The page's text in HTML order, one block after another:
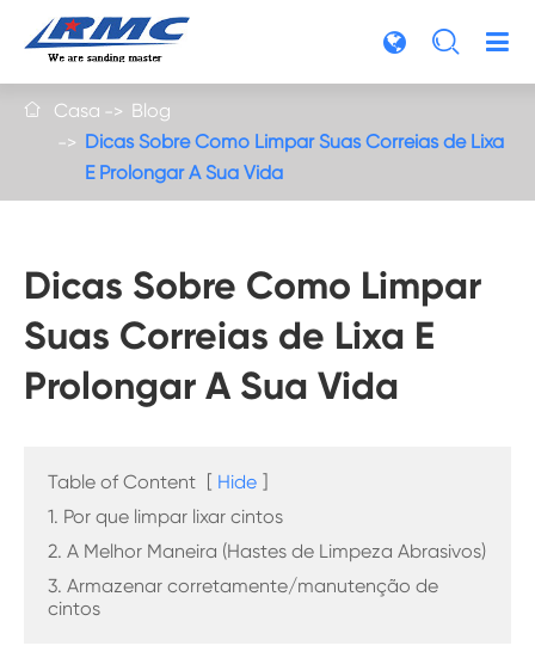

 Casa
Blog
Dicas Sobre Como Limpar Suas Correias de Lixa
E Prolongar A Sua Vida
Dicas Sobre Como Limpar
Suas Correias de Lixa E
Prolongar A Sua Vida
Table of Content [ Hide ]
1. Por que limpar lixar cintos
2. A Melhor Maneira (Hastes de Limpeza Abrasivos)
3. Armazenar corretamente/manutenção de
cintos